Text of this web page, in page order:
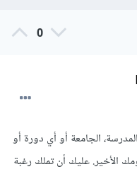
0
الجامعة أو أي دورة أو
الأخير. عليك أن تملك رغبة